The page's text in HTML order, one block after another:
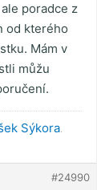
poradce z
od kterého
Mám v
můžu
Sýkora.
#24990